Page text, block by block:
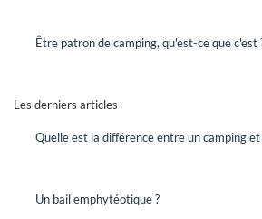
Vous êtes propriétaire d'un hôtel ou d'un
votre projet de vente.
Être patron de camping, qu'est-ce que c'est
Les derniers articles
Quelle est la différence entre un camping et
Un bail emphytéotique ?